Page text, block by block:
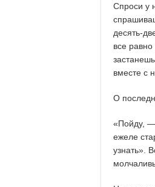
Спроси у
десять-
все
вместе с
О
«Пойду, —
ежеле
узнать».